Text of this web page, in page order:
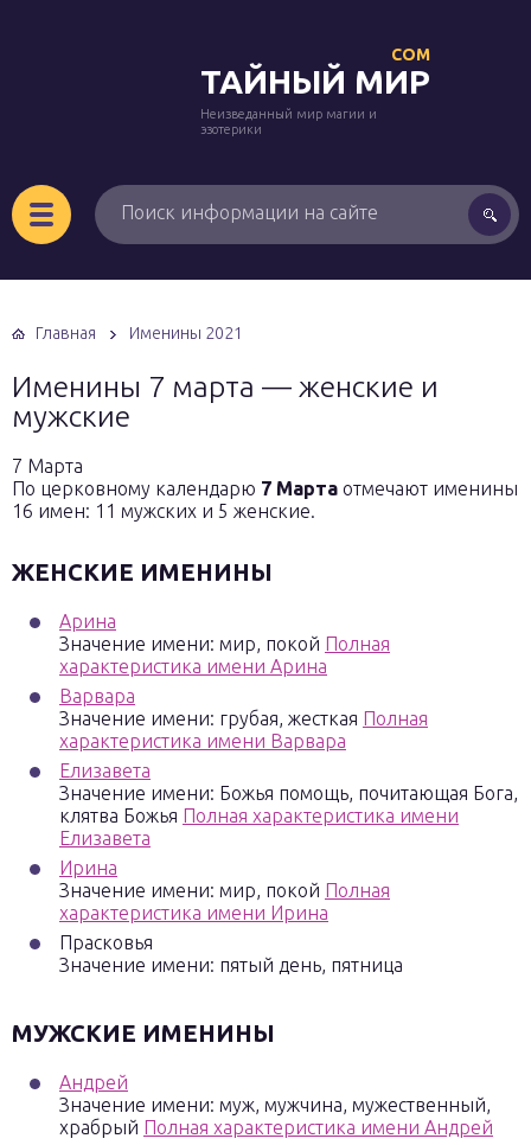
ТАЙНЫЙ МИР
COM
Неизведанный мир магии и
эзотерики
Главная Именины 2021
Именины 7 марта — женские и
мужские
7 Марта
По церковному календарю 7 Марта отмечают именины
16 имен: 11 мужских и 5 женские.
ЖЕНСКИЕ ИМЕНИНЫ
Арина
Значение имени: мир, покой Полная
характеристика имени Арина
Варвара
Значение имени: грубая, жесткая Полная
характеристика имени Варвара
Елизавета
Значение имени: Божья помощь, почитающая Бога,
клятва Божья Полная характеристика имени
Елизавета
Ирина
Значение имени: мир, покой Полная
характеристика имени Ирина
Прасковья
Значение имени: пятый день, пятница
МУЖСКИЕ ИМЕНИНЫ
Андрей
Значение имени: муж, мужчина, мужественный,
храбрый Полная характеристика имени Андрей